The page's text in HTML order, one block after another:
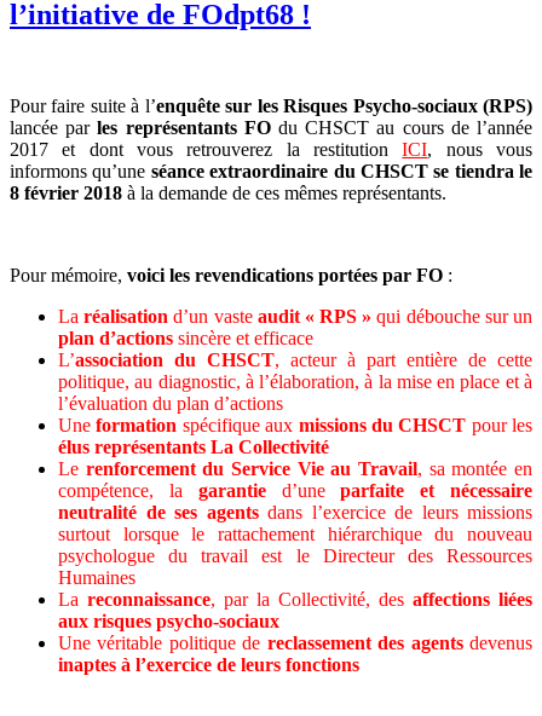
l’initiative de FOdpt68 !
Pour faire suite à l’enquête sur les Risques Psycho-sociaux (RPS)
lancée parles représentants FOdu CHSCT au cours de l’année
2017 et dont vous retrouverez la restitutionICI, nous vous
informons qu’une séance extraordinaire du CHSCT se tiendra le
8 février 2018 à la demande de ces mêmes représentants.
Pour mémoire, voici les revendications portées par FO :
Laréalisation d’un vaste audit « RPS » qui débouche sur un
plan d’actions sincère et efficace
L’association du CHSCT, acteur à part entière de cette
politique, au diagnostic, à l’élaboration, à la mise en place et à
l’évaluation du plan d’actions
Uneformation spécifique aux missions du CHSCT pour les
élus représentants La Collectivité
Le renforcement du Service Vie au Travail, sa montée en
compétence, la garantied’uneparfaite et nécessaire
neutralité de ses agentsdans l’exercice de leurs missions
surtout lorsque le rattachement hiérarchique du nouveau
psychologue du travail est le Directeur des Ressources
Humaines
La reconnaissance, par la Collectivité, des affections liées
aux risques psycho-sociaux
Une véritable politique de reclassement des agentsdevenus
inaptes à l’exercice de leurs fonctions